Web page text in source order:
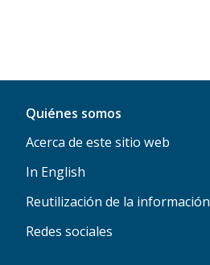
Quiénes somos
Acerca de este sitio web
In English
Reutilización de la información
Redes sociales